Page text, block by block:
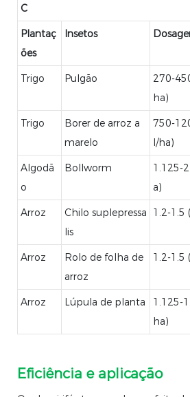
C
Plantaç
ões
Insetos
Trigo Pulgão
270-
ha)
Trigo
Borer de arroz a
marelo
750-
l/ha)
Algodã
o
Bollworm
1.125-
a)
Arroz
Chilo suplepressa
lis
1.2-1.5
Arroz
Rolo de folha de
arroz
1.2-1.5
Arroz Lúpula de planta
1.125-
ha)
Eficiência e aplicação